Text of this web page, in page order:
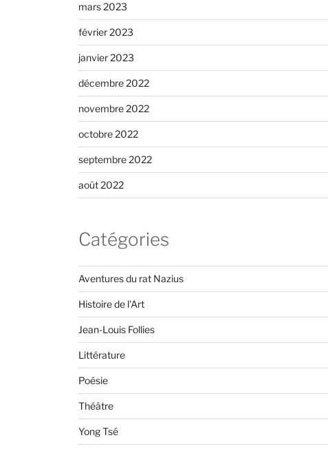
mars 2023
février 2023
janvier 2023
décembre 2022
novembre 2022
octobre 2022
septembre 2022
août 2022
Catégories
Aventures du rat Nazius
Histoire de l'Art
Jean-Louis Follies
Littérature
Poésie
Théâtre
Yong Tsé